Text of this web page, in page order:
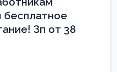
бесплатное
Зп от 38